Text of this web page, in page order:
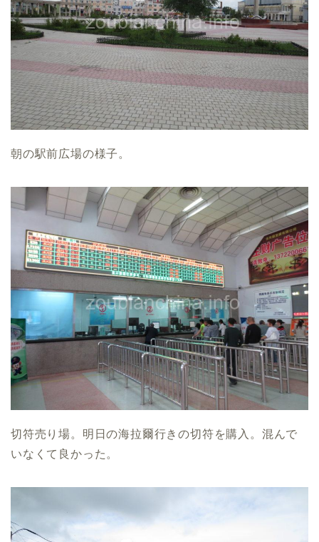
朝の駅前広場の様子。
切符売り場。明日の海拉爾行きの切符を購入。混んで
いなくて良かった。